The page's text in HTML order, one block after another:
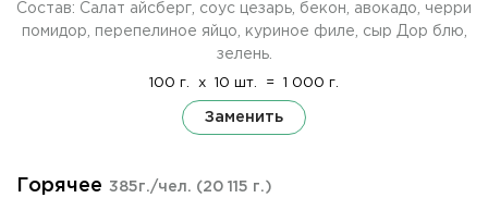
Состав: Салат айсберг, соус цезарь, бекон, авокадо, черри
помидор, перепелиное яйцо, куриное филе, сыр Дор блю,
зелень.
100 г. x 10 шт. = 1 000 г.
Заменить
Горячее 385г./чел. (20 115 г.)